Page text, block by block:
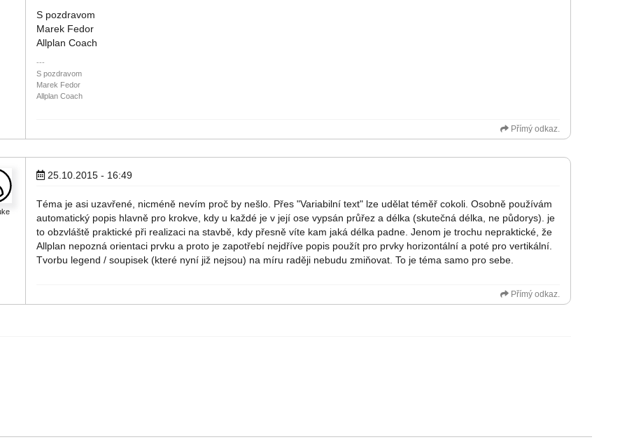
S pozdravom
Marek Fedor
Allplan Coach
S pozdravom
Marek Fedor
Allplan Coach
Přímý odkaz.
25.10.2015 - 16:49
Téma je asi uzavřené, nicméně nevím proč by nešlo. Přes "Variabilní text" lze udělat téměř cokoli. Osobně používám
automatický popis hlavně pro krokve, kdy u každé je v její ose vypsán průřez a délka (skutečná délka, ne půdorys). je
to obzvláště praktické při realizaci na stavbě, kdy přesně víte kam jaká délka padne. Jenom je trochu nepraktické, že
Allplan nepozná orientaci prvku a proto je zapotřebí nejdříve popis použít pro prvky horizontální a poté pro vertikální.
Tvorbu legend / soupisek (které nyní již nejsou) na míru raději nebudu zmiňovat. To je téma samo pro sebe.
Přímý odkaz.